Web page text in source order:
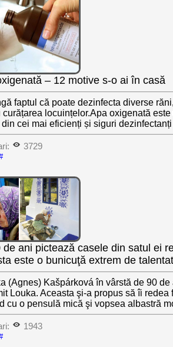
– 12 motive s-o ai în casă
faptul că poate dezinfecta diverse
curățarea locuințelor.Apa oxigenată
cei mai eficienți și siguri
3729
de ani pictează casele din satul ei
este o bunicuţă extrem de
(Agnes) Kašpárková în vârstă de 90
Louka. Aceasta şi-a propus să îi
cu o pensulă mică şi vopsea albastră
1943